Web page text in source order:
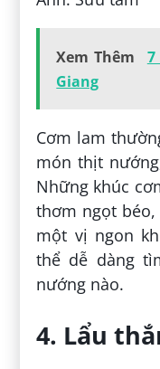
Xem Thêm
Giang
Cơm lam
món thịt
Những khúc
thơm ngọt
một vị ngon
thể dễ dàng
nướng nào.
4. Lẩu